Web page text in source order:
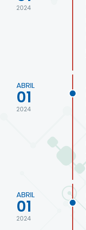
2024
ABRIL
01
2024
ABRIL
01
2024